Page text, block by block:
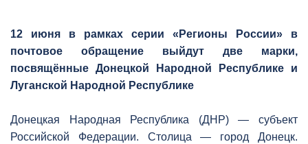
12 июня в рамках серии «Регионы России» в
почтовое обращение выйдут две марки,
посвящённые Донецкой Народной Республике и
Луганской Народной Республике
Донецкая Народная Республика (ДНР) — субъект
Российской Федерации. Столица — город Донецк.